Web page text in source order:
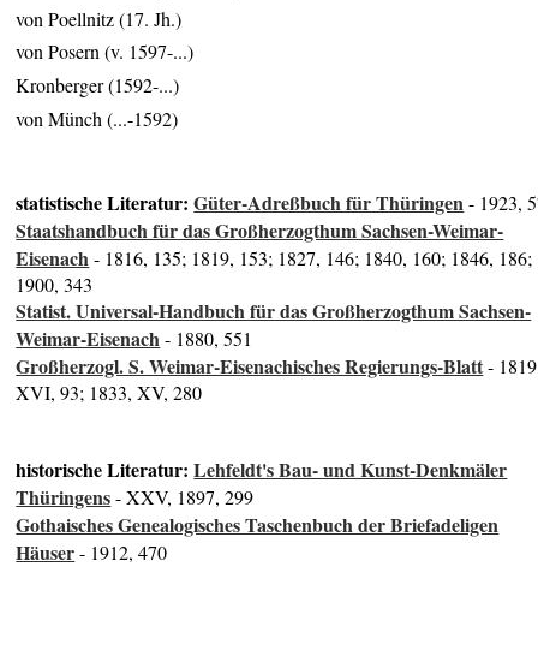
von Poellnitz (17. Jh.)
von Posern (v. 1597-...)
Kronberger (1592-...)
von Münch (...-1592)
statistische Literatur:Güter-Adreßbuch für Thüringen- 1923,
Staatshandbuch für das Großherzogthum Sachsen-Weimar-
Eisenach- 1816, 135; 1819, 153; 1827, 146; 1840, 160; 1846, 186;
1900, 343
Statist. Universal-Handbuch für das Großherzogthum Sachsen-
Weimar-Eisenach- 1880, 551
Großherzogl. S. Weimar-Eisenachisches Regierungs-Blatt-
XVI, 93; 1833, XV, 280
historische Literatur:Lehfeldt's Bau- und Kunst-Denkmäler
Thüringens- XXV, 1897, 299
Gothaisches Genealogisches Taschenbuch der Briefadeligen
Häuser- 1912, 470